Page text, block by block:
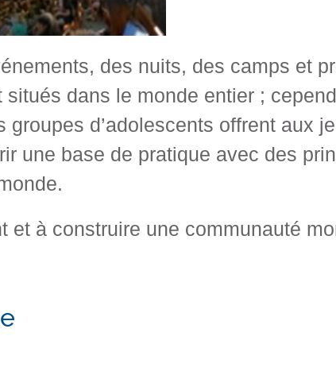
des nuits, des camps et
dans le monde entier ;
d’adolescents offrent aux
une base de pratique avec des
et à construire une communauté